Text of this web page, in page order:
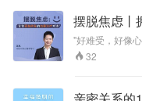
摆脱焦虑丨
"好难受，好像
乱七八糟的问
是覆水重来 在
可控 这节课让
32